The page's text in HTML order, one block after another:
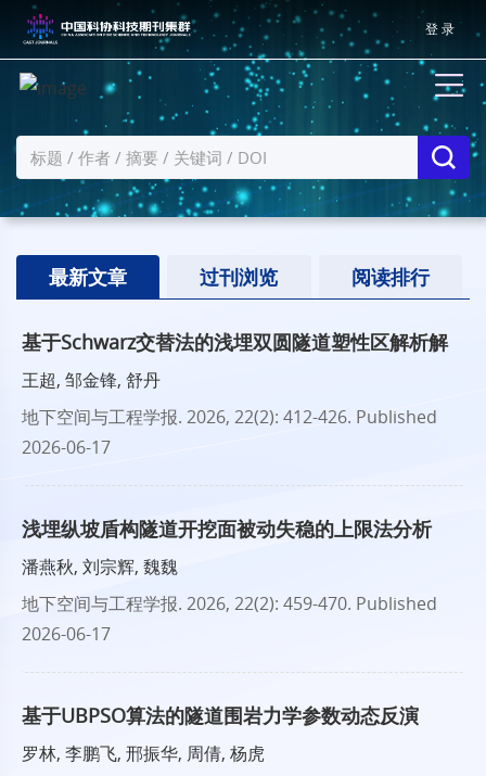
登 录
最新文章 过刊浏览 阅读排行
基于Schwarz交替法的浅埋双圆隧道塑性区解析解
王超, 邹金锋, 舒丹
地下空间与工程学报. 2026, 22(2): 412-426. Published
2026-06-17
浅埋纵坡盾构隧道开挖面被动失稳的上限法分析
潘燕秋, 刘宗辉, 魏魏
地下空间与工程学报. 2026, 22(2): 459-470. Published
2026-06-17
基于UBPSO算法的隧道围岩力学参数动态反演
罗林, 李鹏飞, 邢振华, 周倩, 杨虎